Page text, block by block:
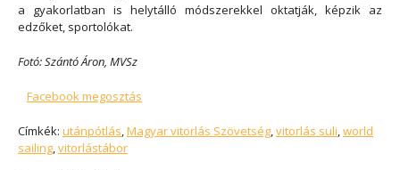
a gyakorlatban is helytálló módszerekkel oktatják, képzik az
edzőket, sportolókat.
Fotó: Szántó Áron, MVSz
Facebook megosztás
Címkék: utánpótlás,Magyar vitorlás Szövetség,vitorlás suli,world
sailing,vitorlástábor